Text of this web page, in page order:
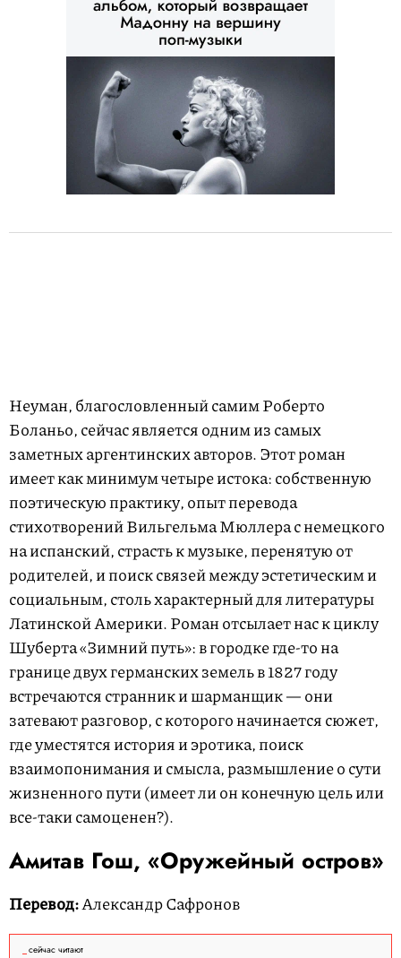
Неуман, благословленный самим Роберто
Боланьо, сейчас является одним из самых
заметных аргентинских авторов. Этот роман
имеет как минимум четыре истока: собственную
поэтическую практику, опыт перевода
стихотворений Вильгельма Мюллера с немецкого
на испанский, страсть к музыке, перенятую от
родителей, и поиск связей между эстетическим и
социальным, столь характерный для литературы
Латинской Америки. Роман отсылает нас к циклу
Шуберта «Зимний путь»: в городке где-то на
границе двух германских земель в 1827 году
встречаются странник и шарманщик — они
затевают разговор, с которого начинается сюжет,
где уместятся история и эротика, поиск
взаимопонимания и смысла, размышление о сути
жизненного пути (имеет ли он конечную цель или
все-таки самоценен?).
Амитав Гош, «Оружейный остров»
Перевод:Александр Сафронов
сейчас читают